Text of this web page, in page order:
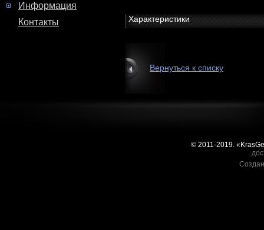
Информация
Контакты
Характеристики
Вернуться к списку
© 2011-2019.